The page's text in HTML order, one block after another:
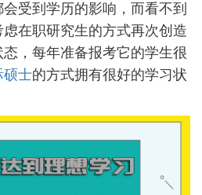
受到学历的影响，而看不到
在职研究生的方式再次创造
，每年准备报考它的学生很
硕士的方式拥有很好的学习状